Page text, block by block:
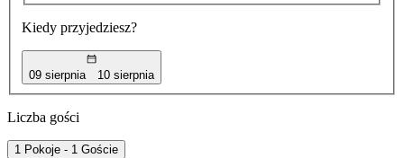
Kiedy przyjedziesz?
09 sierpnia 10 sierpnia
Liczba gości
1 Pokoje - 1 Goście